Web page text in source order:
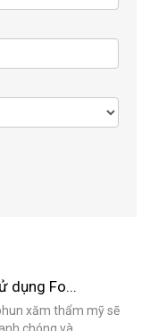
dụng Fo...
xăm thẩm mỹ sẽ